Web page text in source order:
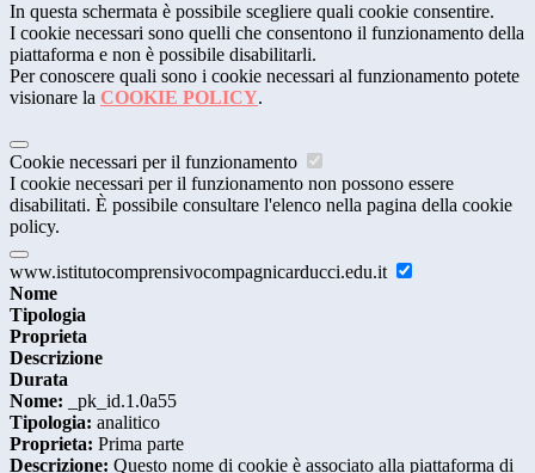
In questa schermata è possibile scegliere quali cookie consentire.
I cookie necessari sono quelli che consentono il funzionamento della
piattaforma e non è possibile disabilitarli.
Per conoscere quali sono i cookie necessari al funzionamento potete
visionare la COOKIE POLICY.
Cookie necessari per il funzionamento
I cookie necessari per il funzionamento non possono essere
disabilitati. È possibile consultare l'elenco nella pagina della cookie
policy.
www.istitutocomprensivocompagnicarducci.edu.it
Nome
Tipologia
Proprieta
Descrizione
Durata
Nome: _pk_id.1.0a55
Tipologia: analitico
Proprieta: Prima parte
Descrizione: Questo nome di cookie è associato alla piattaforma di